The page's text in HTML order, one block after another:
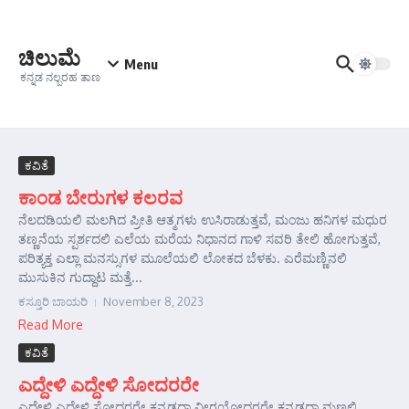
ಚಿಲುಮೆ
ಕನ್ನಡ ನಲ್ಬರಹ ತಾಣ
Menu
ಕವಿತೆ
ಕಾಂಡ ಬೇರುಗಳ ಕಲರವ
ನೆಲದಡಿಯಲಿ ಮಲಗಿದ ಪ್ರೀತಿ ಆತ್ಮಗಳು ಉಸಿರಾಡುತ್ತವೆ, ಮಂಜು ಹನಿಗಳ ಮಧುರ
ತಣ್ಣನೆಯ ಸ್ಪರ್ಶದಲಿ ಎಲೆಯ ಮರೆಯ ನಿಧಾನದ ಗಾಳಿ ಸವರಿ ತೇಲಿ ಹೋಗುತ್ತವೆ,
ಪರಿತ್ಯಕ್ತ ಎಲ್ಲಾ ಮನಸ್ಸುಗಳ ಮೂಲೆಯಲಿ ಲೋಕದ ಬೆಳಕು. ಎರೆಮಣ್ಣಿನಲಿ
ಮುಸುಕಿನ ಗುದ್ದಾಟ ಮತ್ತೆ...
ಕಸ್ತೂರಿ ಬಾಯರಿ November 8, 2023
Read More
ಕವಿತೆ
ಎದ್ದೇಳಿ ಎದ್ದೇಳಿ ಸೋದರರೇ